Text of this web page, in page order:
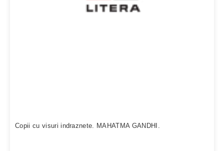
Copii cu visuri indraznete. MAHATMA GANDHI.